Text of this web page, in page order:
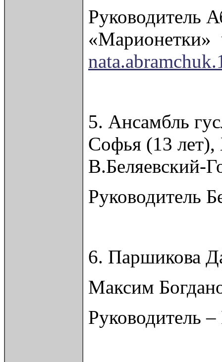
Руководитель
«Марионетки»
5. Ансамбль
Софья (13
В.Беляевский-
Руководитель
6. Паршикова
Максим
Руководитель